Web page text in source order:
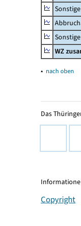
WZ
▴ nach oben
Das
Copyright